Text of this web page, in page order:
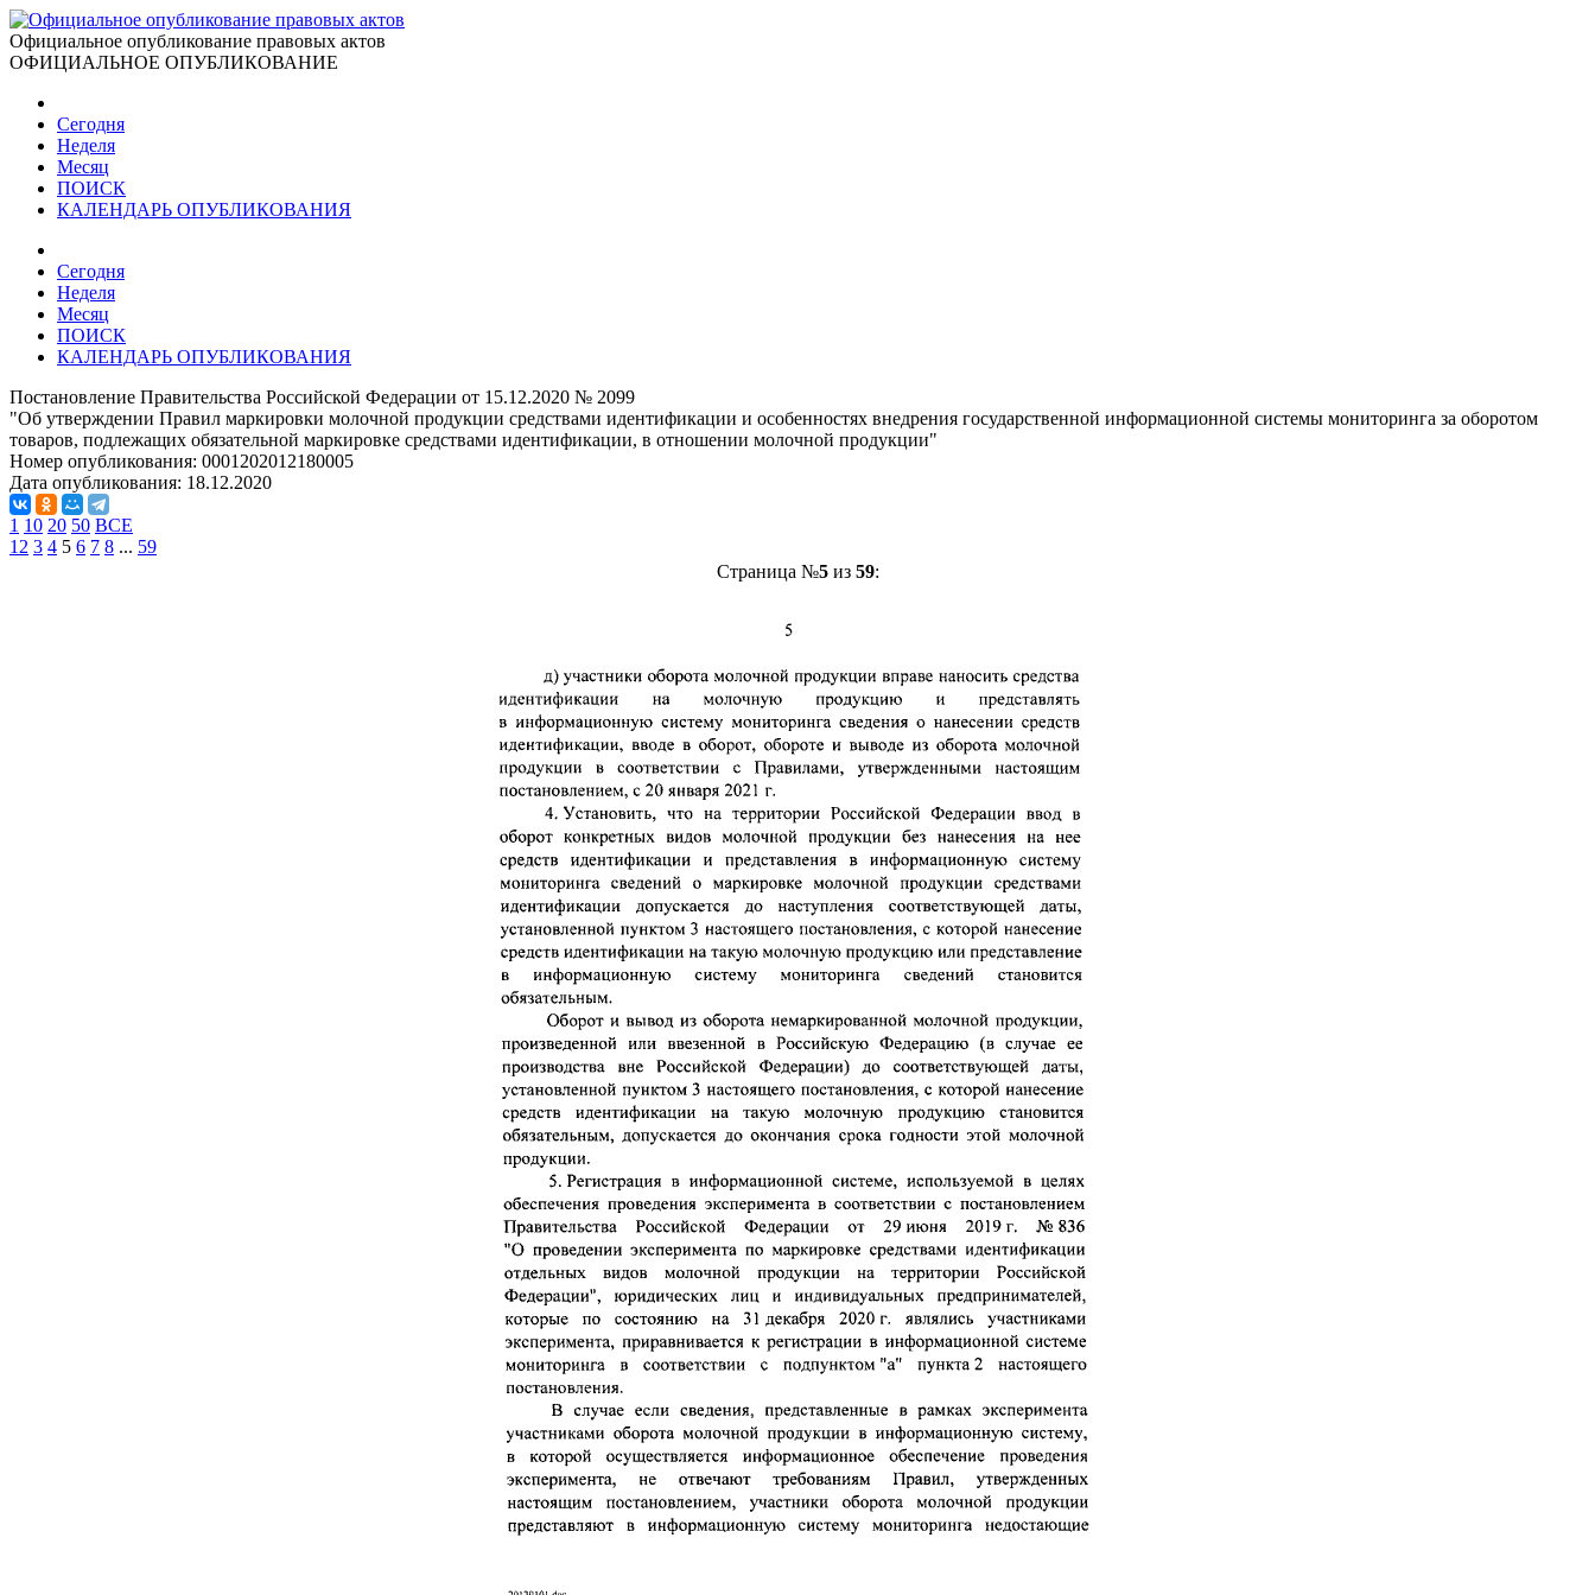
Официальное опубликование правовых актов
ОФИЦИАЛЬНОЕ ОПУБЛИКОВАНИЕ
Сегодня
Неделя
Месяц
ПОИСК
КАЛЕНДАРЬ ОПУБЛИКОВАНИЯ
Сегодня
Неделя
Месяц
ПОИСК
КАЛЕНДАРЬ ОПУБЛИКОВАНИЯ
Постановление Правительства Российской Федерации от 15.12.2020 № 2099
"Об утверждении Правил маркировки молочной продукции средствами идентификации и особенностях внедрения государственной информационной системы мониторинга за оборотом
товаров, подлежащих обязательной маркировке средствами идентификации, в отношении молочной продукции"
Номер опубликования: 0001202012180005
Дата опубликования: 18.12.2020
1 10 20 50 ВСЕ
1 2 3 4 5 6 7 8 ... 59
Страница №5из 59: